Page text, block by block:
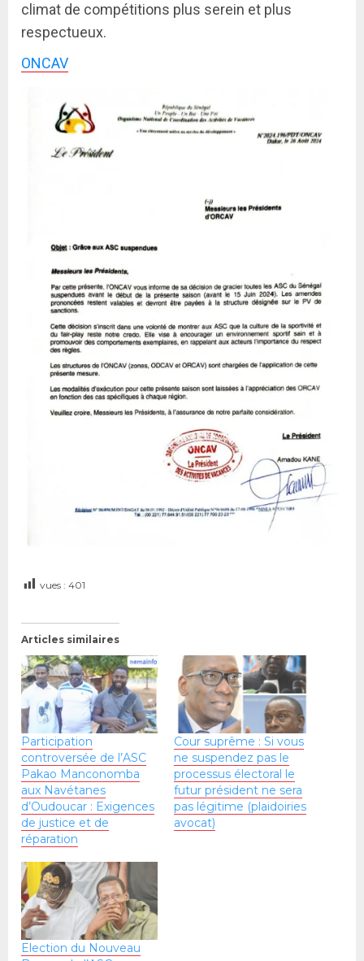
climat de compétitions plus serein et plus
respectueux.
ONCAV
vues : 401
Articles similaires
Participation
controversée de l’ASC
Pakao Manconomba
aux Navétanes
d’Oudoucar : Exigences
de justice et de
réparation
Cour suprême : Si vous
ne suspendez pas le
processus électoral le
futur président ne sera
pas légitime (plaidoiries
avocat)
Election du Nouveau